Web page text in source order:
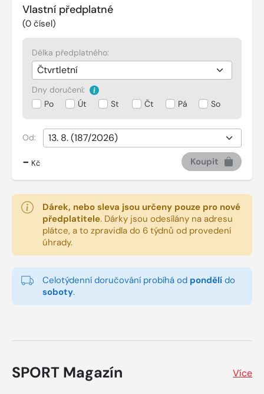
Vlastní předplatné
(0 čísel)
Délka předplatného:
Dny doručení:
Po
Út St Čt Pá So
Od:
- Kč Koupit
Dárek, nebo sleva jsou určeny pouze pro nové
předplatitele. Dárky jsou odesílány na adresu
plátce, a to zpravidla do 6 týdnů od provedení
úhrady.
Celotýdenní doručování probíhá od pondělí do
soboty.
SPORT Magazín Více